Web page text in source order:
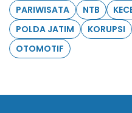
PARIWISATA
NTB
POLDA JATIM
KORUPSI
OTOMOTIF